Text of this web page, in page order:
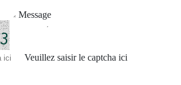
Message
Veuillez saisir le captcha ici